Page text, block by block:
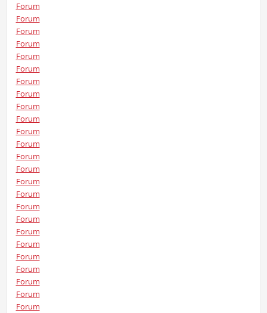
Forum
Forum
Forum
Forum
Forum
Forum
Forum
Forum
Forum
Forum
Forum
Forum
Forum
Forum
Forum
Forum
Forum
Forum
Forum
Forum
Forum
Forum
Forum
Forum
Forum